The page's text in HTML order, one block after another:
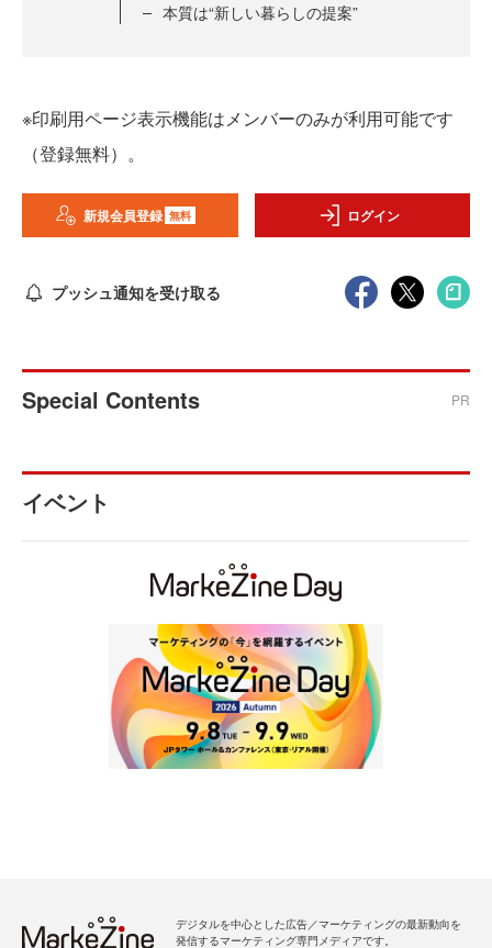
本質は“新しい暮らしの提案”
※印刷用ページ表示機能はメンバーのみが利用可能です
（登録無料）。
新規会員登録 無料 ログイン
プッシュ通知を受け取る
Special Contents PR
イベント
デジタルを中心とした広告／マーケティングの最新動向を
発信するマーケティング専門メディアです。